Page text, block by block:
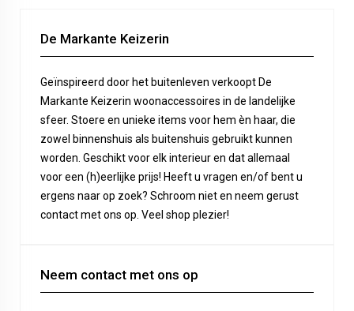
De Markante Keizerin
Geïnspireerd door het buitenleven verkoopt De
Markante Keizerin woonaccessoires in de landelijke
sfeer. Stoere en unieke items voor hem èn haar, die
zowel binnenshuis als buitenshuis gebruikt kunnen
worden. Geschikt voor elk interieur en dat allemaal
voor een (h)eerlijke prijs! Heeft u vragen en/of bent u
ergens naar op zoek? Schroom niet en neem gerust
contact met ons op. Veel shop plezier!
Neem contact met ons op